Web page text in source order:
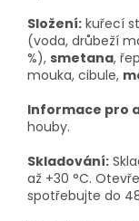
Složení: kuřecí
(voda, drůbeží
%), smetana,
mouka, cibule,
Informace pro
houby.
Skladování:
až +30 °C.
spotřebujte do